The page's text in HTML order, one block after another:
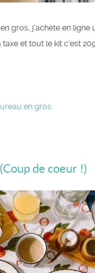
gros, j'achète en ligne
et tout le kit c'est
en gros
de coeur !)